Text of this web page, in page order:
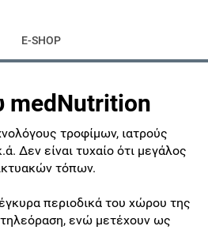
E-SHOP
medNutrition
τροφίμων, ιατρούς
Δεν είναι τυχαίο ότι μεγάλος
τόπων.
περιοδικά του χώρου της
τηλεόραση, ενώ μετέχουν ως